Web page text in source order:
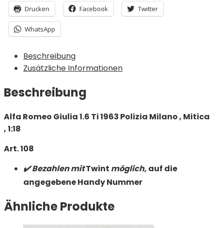
Drucken Facebook Twitter
WhatsApp
Beschreibung
Zusätzliche Informationen
Beschreibung
Alfa Romeo Giulia 1.6 Ti 1963 Polizia Milano , Mitica
, 1:18
Art. 108
✔️ Bezahlen mitTwint möglich,auf die
angegebene Handy Nummer
Ähnliche Produkte